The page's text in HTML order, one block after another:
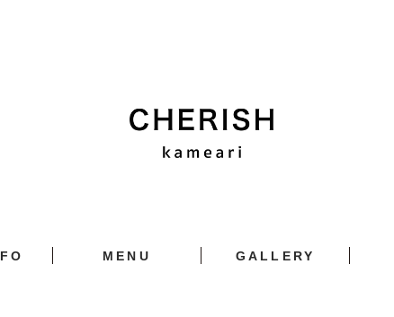
MENU GALLERY